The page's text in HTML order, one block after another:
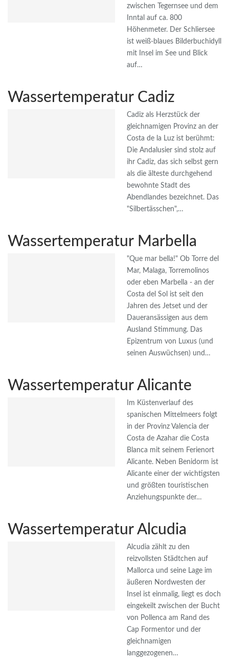
zwischen Tegernsee und dem
Inntal auf ca. 800
Höhenmeter. Der Schliersee
ist weiß-blaues Bilderbuchidyll
mit Insel im See und Blick
auf…
Wassertemperatur Cadiz
Cadiz als Herzstück der
gleichnamigen Provinz an der
Costa de la Luz ist berühmt:
Die Andalusier sind stolz auf
ihr Cadiz, das sich selbst gern
als die älteste durchgehend
bewohnte Stadt des
Abendlandes bezeichnet. Das
"Silbertässchen",…
Wassertemperatur Marbella
"Que mar bella!" Ob Torre del
Mar, Malaga, Torremolinos
oder eben Marbella - an der
Costa del Sol ist seit den
Jahren des Jetset und der
Daueransässigen aus dem
Ausland Stimmung. Das
Epizentrum von Luxus (und
seinen Auswüchsen) und…
Wassertemperatur Alicante
Im Küstenverlauf des
spanischen Mittelmeers folgt
in der Provinz Valencia der
Costa de Azahar die Costa
Blanca mit seinem Ferienort
Alicante. Neben Benidorm ist
Alicante einer der wichtigsten
und größten touristischen
Anziehungspunkte der…
Wassertemperatur Alcudia
Alcudia zählt zu den
reizvollsten Städtchen auf
Mallorca und seine Lage im
äußeren Nordwesten der
Insel ist einmalig, liegt es doch
eingekeilt zwischen der Bucht
von Pollenca am Rand des
Cap Formentor und der
gleichnamigen
langgezogenen…